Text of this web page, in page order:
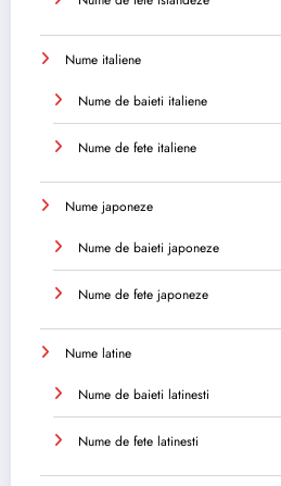
Nume italiene
Nume de baieti italiene
Nume de fete italiene
Nume japoneze
Nume de baieti japoneze
Nume de fete japoneze
Nume latine
Nume de baieti latinesti
Nume de fete latinesti